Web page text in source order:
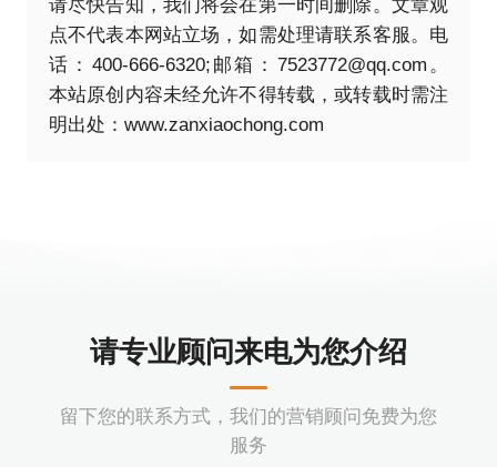
请尽快告知，我们将会在第一时间删除。文章观
点不代表本网站立场，如需处理请联系客服。电
话：400-666-6320;邮箱：7523772@qq.com。
本站原创内容未经允许不得转载，或转载时需注
明出处： www.zanxiaochong.com
请专业顾问来电为您介绍
留下您的联系方式，我们的营销顾问免费为您
服务